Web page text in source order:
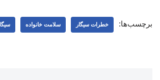
برچسب‌ها: خطرات سیگار سلامت خانواده